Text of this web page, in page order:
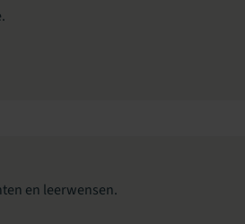
en leerwensen.